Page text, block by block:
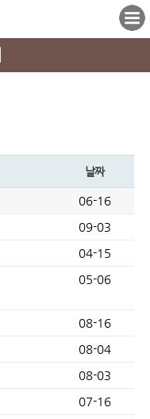
날짜
06-16
09-03
04-15
05-06
08-16
08-04
08-03
07-16